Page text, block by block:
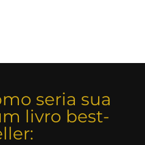
seria sua
livro best-